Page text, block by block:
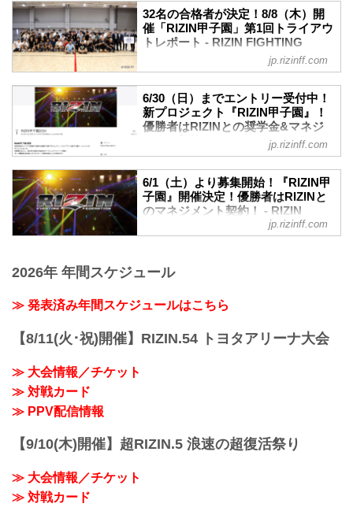
2024年8月25日（日）都内某所にて、未
来のスター選手発掘を目的としたプロジ
ェクト「RIZIN甲子園」の第2回トライア
会場には「RIZIN甲子園」第1回トライア
退）が集まり、大晦日への出場権を賭け
たトーナメントを形式の試合が行われ
た。
RIZIN甲子園 理念
RIZINのリングで活躍する選手を発掘する
新プロジェクト。トライアウトを経て決
勝トーナメントを行います。決勝戦はな
んと、2024年大晦日のRIZINの...
32名の合格者が決定！8/8（木）開
催「RIZIN甲子園」第1回トライアウ
トレポート - RIZIN FIGHTING
FEDERATION オフィシャルサイト
のスター選手発掘を目的としたプロジェ
クト「RIZIN甲子園」の第1回トライアウ
トが開催された。
加者が集まり、午前のプログラム終了後
に合格者50名が発表、合格者のみで午後
のプログラムが実施された。
RIZIN甲子園とは
「RIZIN甲子園」理念
RIZINのリングで活躍する選手を発掘する
んと、2024年大晦日のRIZINのオープニ
jp.rizinff.com
6/30（日）までエントリー受付中！
新プロジェクト『RIZIN甲子園』！
優勝者はRIZINとの奨学⾦&マネジ
メント契約！ - RIZIN FIGHTING
FEDERATION オフィシャルサイト
未来のスター選手発掘を目的とした新プ
ロジェクト『RIZIN甲子園』のエントリー
が、6月1日（土）12時よりスタート！
このプロジェクトでは15〜18歳の男性を
対象に、「本気でRIZINのリングに上がり
んな熱い気持ちを持った将来のスター選
手候補を大募集！
う方は、出場者募集ページ、募集条件等
リーしよう！
jp.rizinff.com
6/1（土）より募集開始！『RIZIN甲
子園』開催決定！優勝者はRIZINと
のマネジメント契約！ - RIZIN
FIGHTING FEDERATION オフィシ
ャルサイト
新プロジェクト『RIZIN甲子園』が始動！
RIZINのリングで活躍する選手を発掘する
勝トーナメントを行います。
決勝戦はなんと、2024年大晦日のRIZIN
応募条件
項目 条件
jp.rizinff.com
2026年 年間スケジュール
≫ 発表済み年間スケジュールはこちら
【8/11(火･祝)開催】RIZIN.54 トヨタアリーナ大会
≫ 大会情報／チケット
≫ 対戦カード
≫ PPV配信情報
【9/10(木)開催】超RIZIN.5 浪速の超復活祭り
≫ 大会情報／チケット
≫ 対戦カード